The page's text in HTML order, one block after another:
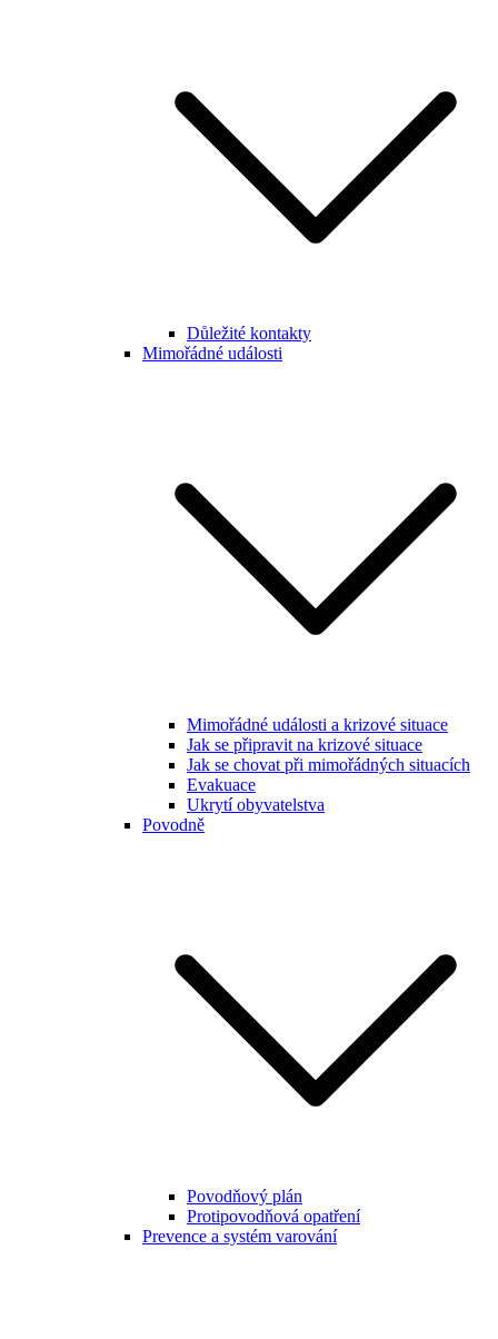
Důležité kontakty
Mimořádné události
Mimořádné události a krizové situace
Jak se připravit na krizové situace
Jak se chovat při mimořádných situacích
Evakuace
Ukrytí obyvatelstva
Povodně
Povodňový plán
Protipovodňová opatření
Prevence a systém varování